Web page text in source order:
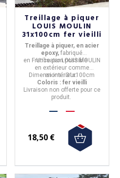
Treillage à piquer
LOUIS MOULIN
31x100cm fer vieilli
Treillage à piquer, en acier
epoxy, fabriqué
en FranceparLOUIS MOULIN
Utilisation possible
en extérieurcomme
enintérieur.
Dimensions :31x100cm
Coloris : fer vieilli
Livraison non offerte pour ce
produit.
18,50 €